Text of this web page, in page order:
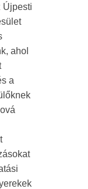
Újpesti
ahol
a